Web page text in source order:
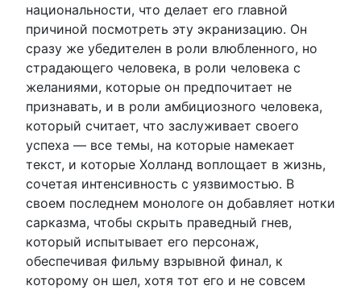
национальности, что делает его главной
причиной посмотреть эту экранизацию. Он
сразу же убедителен в роли влюбленного, но
страдающего человека, в роли человека с
желаниями, которые он предпочитает не
признавать, и в роли амбициозного человека,
который считает, что заслуживает своего
успеха — все темы, на которые намекает
текст, и которые Холланд воплощает в жизнь,
сочетая интенсивность с уязвимостью. В
своем последнем монологе он добавляет нотки
сарказма, чтобы скрыть праведный гнев,
который испытывает его персонаж,
обеспечивая фильму взрывной финал, к
которому он шел, хотя тот его и не совсем